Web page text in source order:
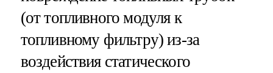
(от топливного модуля к
топливному фильтру) из-за
воздействия статического